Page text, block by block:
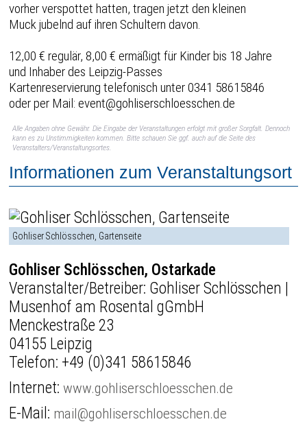
vorher verspottet hatten, tragen jetzt den kleinen
Muck jubelnd auf ihren Schultern davon.
12,00 € regulär, 8,00 € ermäßigt für Kinder bis 18 Jahre
und Inhaber des Leipzig-Passes
Kartenreservierung telefonisch unter 0341 58615846
oder per Mail: event@gohliserschloesschen.de
Alle Angaben ohne Gewähr. Die Eingabe der Veranstaltungen erfolgt mit großer Sorgfalt. Dennoch
kann es zu Unstimmigkeiten kommen. Bitte schauen Sie ggf. auch auf die Seite des
Veranstalters/Veranstaltungsortes.
Informationen zum Veranstaltungsort
Gohliser Schlösschen, Gartenseite
Gohliser Schlösschen, Ostarkade
Veranstalter/Betreiber: Gohliser Schlösschen |
Musenhof am Rosental gGmbH
Menckestraße 23
04155 Leipzig
Telefon: +49 (0)341 58615846
Internet:www.gohliserschloesschen.de
E-Mail: mail@gohliserschloesschen.de